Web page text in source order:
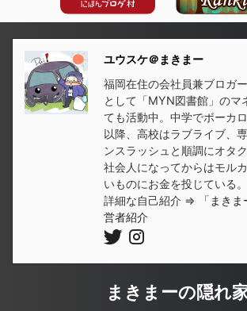
ユウスケ＠まきまー
福岡在住の会社員兼ブロガ
として「MYN図書館」のマ
ても活動中。中学でボーカ
以降、高校はラブライブ、
ンスラッシュと順調にオタ
社会人になってからはモル
いものにお金を投じている
詳細な自己紹介 ⇒
「まき
営者紹介
まきまーの隠れ